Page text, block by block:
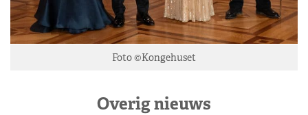
Foto ©Kongehuset
Overig nieuws